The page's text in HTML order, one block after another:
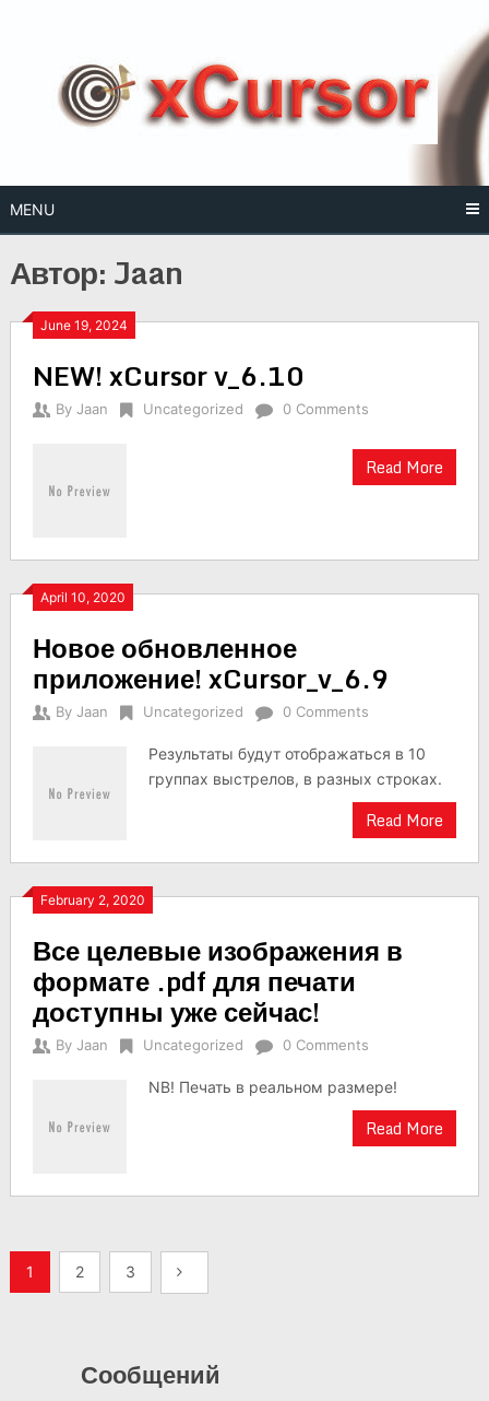
MENU
Автор:Jaan
June 19, 2024
NEW! xCursor v_6.10
By Jaan Uncategorized 0 Comments
Read More
April 10, 2020
Новое обновленное
приложение! xCursor_v_6.9
By Jaan Uncategorized 0 Comments
Результаты будут отображаться в 10
группах выстрелов, в разных строках.
Read More
February 2, 2020
Все целевые изображения в
формате .pdf для печати
доступны уже сейчас!
By Jaan Uncategorized 0 Comments
NB! Печать в реальном размере!
Read More
Навигация
1 2 3
Сообщений